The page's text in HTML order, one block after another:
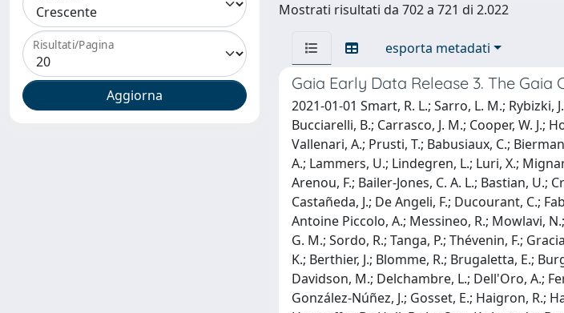
Risultati/Pagina
Mostrati risultati da 702 a 721 di 2.022
esporta metadati
Gaia Early Data Release 3. The
2021-01-01 Smart, R. L.; Sarro, L. M.; Rybizki,
Bucciarelli, B.; Carrasco, J. M.; Cooper, W. J.;
Vallenari, A.; Prusti, T.; Babusiaux, C.;
A.; Lammers, U.; Lindegren, L.; Luri, X.;
Arenou, F.; Bailer-Jones, C. A. L.; Bastian, U.;
Castañeda, J.; De Angeli, F.; Ducourant, C.;
Antoine Piccolo, A.; Messineo, R.; Mowlavi,
G. M.; Sordo, R.; Tanga, P.; Thévenin, F.;
K.; Berthier, J.; Blomme, R.; Brugaletta, E.;
Davidson, M.; Delchambre, L.; Dell'Oro, A.;
González-Núñez, J.; Gosset, E.; Haigron, R.;